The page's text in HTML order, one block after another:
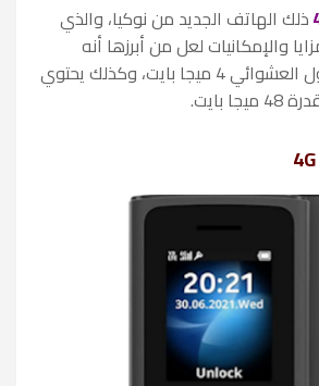
ذلك الهاتف الجديد من نوكيا، والذي
والإمكانيات لعل من أبرزها أنه
ذاكرة الوصول العشوائي 4 ميجا بايت، وكذلك يحتوي
بايت.